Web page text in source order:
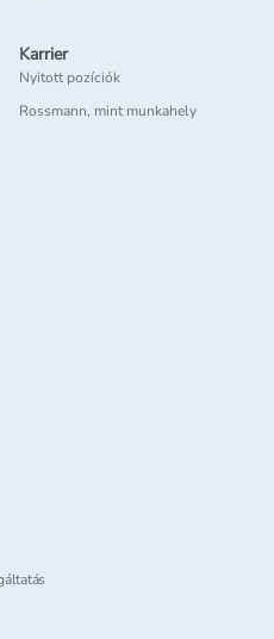
Karrier
Nyitott pozíciók
Rossmann, mint munkahely